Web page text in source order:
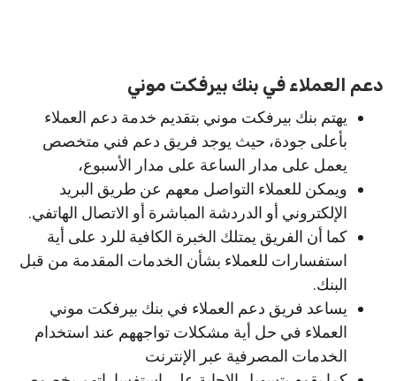
دعم العملاء في بنك بيرفكت موني
يهتم بنك بيرفكت موني بتقديم خدمة دعم العملاء
بأعلى جودة، حيث يوجد فريق دعم فني متخصص
يعمل على مدار الساعة على مدار الأسبوع،
ويمكن للعملاء التواصل معهم عن طريق البريد
الإلكتروني أو الدردشة المباشرة أو الاتصال الهاتفي.
كما أن الفريق يمتلك الخبرة الكافية للرد على أية
استفسارات للعملاء بشأن الخدمات المقدمة من قبل
البنك.
يساعد فريق دعم العملاء في بنك بيرفكت موني
العملاء في حل أية مشكلات تواجههم عند استخدام
الخدمات المصرفية عبر الإنترنت